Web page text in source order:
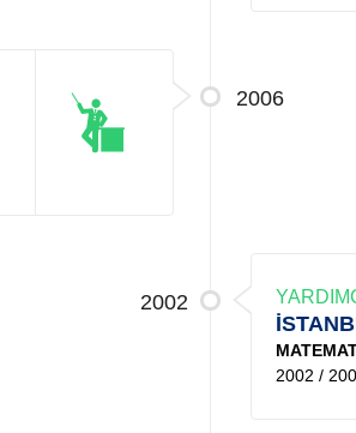
2006
2002
2002 /